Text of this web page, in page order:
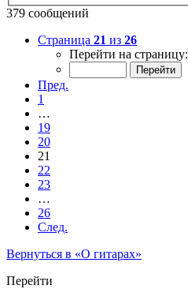
379 сообщений
Страница 21 из 26
Перейти на страницу:
Пред.
1
…
19
20
21
22
23
…
26
След.
Вернуться в «О гитарах»
Перейти